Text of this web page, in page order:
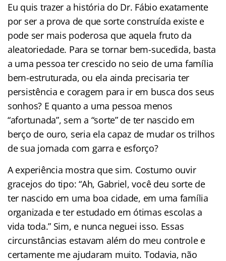
Eu quis trazer a história do Dr. Fábio exatamente
por ser a prova de que sorte construída existe e
pode ser mais poderosa que aquela fruto da
aleatoriedade. Para se tornar bem-sucedida, basta
a uma pessoa ter crescido no seio de uma família
bem-estruturada, ou ela ainda precisaria ter
persistência e coragem para ir em busca dos seus
sonhos? E quanto a uma pessoa menos
“afortunada”, sem a “sorte” de ter nascido em
berço de ouro, seria ela capaz de mudar os trilhos
de sua jornada com garra e esforço?
A experiência mostra que sim. Costumo ouvir
gracejos do tipo: “Ah, Gabriel, você deu sorte de
ter nascido em uma boa cidade, em uma família
organizada e ter estudado em ótimas escolas a
vida toda.” Sim, e nunca neguei isso. Essas
circunstâncias estavam além do meu controle e
certamente me ajudaram muito. Todavia, não